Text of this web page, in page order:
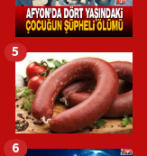
5
6